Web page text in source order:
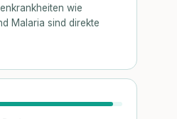
wie
Malaria sind direkte